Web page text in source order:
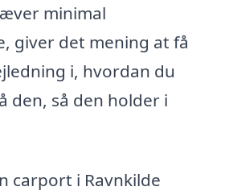
minimal
giver det mening at få
i, hvordan du
den, så den holder i
carport i Ravnkilde